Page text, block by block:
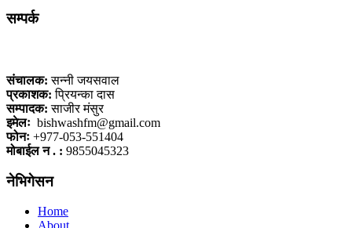
सम्पर्क
संचालक: सन्नी जयसवाल
प्रकाशक: प्रियन्का दास
सम्पादक: साजीर मंसुर
इमेलः bishwashfm@gmail.com
फोनः +977-053-551404
मोबाईल न . : 9855045323
नेभिगेसन
Home